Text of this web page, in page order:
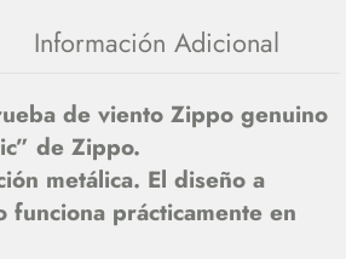
Información Adicional
de viento Zippo genuino
de Zippo.
metálica. El diseño a
funciona prácticamente en